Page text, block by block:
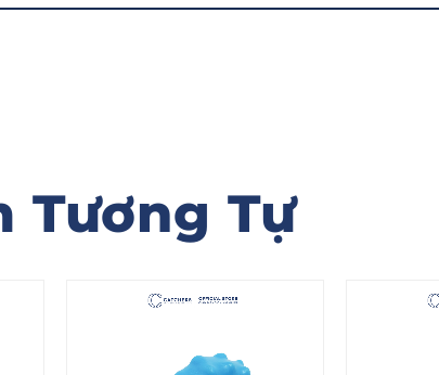
Tương Tự